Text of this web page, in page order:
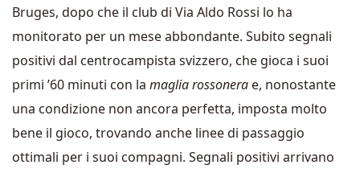
Bruges, dopo che il club di Via Aldo Rossi lo ha
monitorato per un mese abbondante. Subito segnali
positivi dal centrocampista svizzero, che gioca i suoi
primi ’60 minuti con la maglia rossonera e, nonostante
una condizione non ancora perfetta, imposta molto
bene il gioco, trovando anche linee di passaggio
ottimali per i suoi compagni. Segnali positivi arrivano